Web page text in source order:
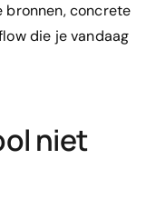
bronnen, concrete
die je vandaag
niet